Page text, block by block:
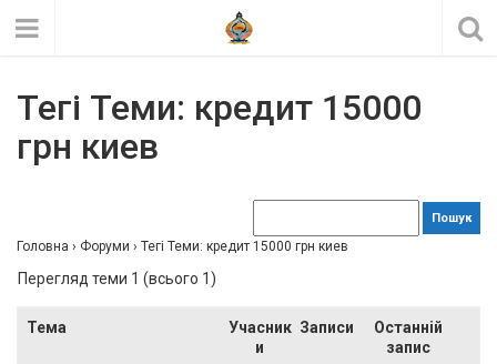
Тегі Теми: кредит 15000
грн киев
Головна › Форуми › Тегі Теми: кредит 15000 грн киев
Перегляд теми 1 (всього 1)
Тема
Учасник
и
Записи
Останній
запис